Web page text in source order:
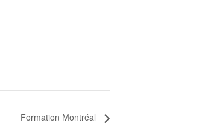
Formation Montréal